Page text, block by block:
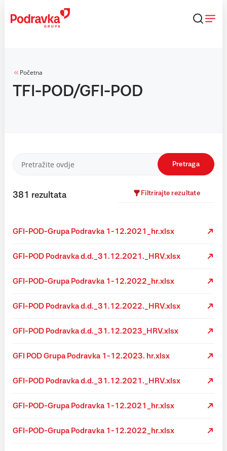
content
Početna
TFI-POD/GFI-POD
Pretraga
381 rezultata Filtrirajte rezultate
GFI-POD-Grupa Podravka 1-12.2021_hr.xlsx
GFI-POD Podravka d.d._31.12.2021._HRV.xlsx
GFI-POD-Grupa Podravka 1-12.2022_hr.xlsx
GFI-POD Podravka d.d._31.12.2022._HRV.xlsx
GFI-POD Podravka d.d._31.12.2023_HRV.xlsx
GFI POD Grupa Podravka 1-12.2023. hr.xlsx
GFI-POD Podravka d.d._31.12.2021._HRV.xlsx
GFI-POD-Grupa Podravka 1-12.2021_hr.xlsx
GFI-POD-Grupa Podravka 1-12.2022_hr.xlsx